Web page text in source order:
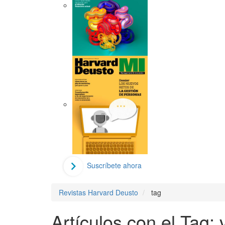
Suscríbete ahora
Revistas Harvard Deusto tag